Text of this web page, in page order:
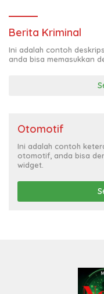
Berita Kriminal
Ini adalah contoh
anda bisa memasukkan
Otomotif
Ini adalah contoh
otomotif, anda bisa
widget.